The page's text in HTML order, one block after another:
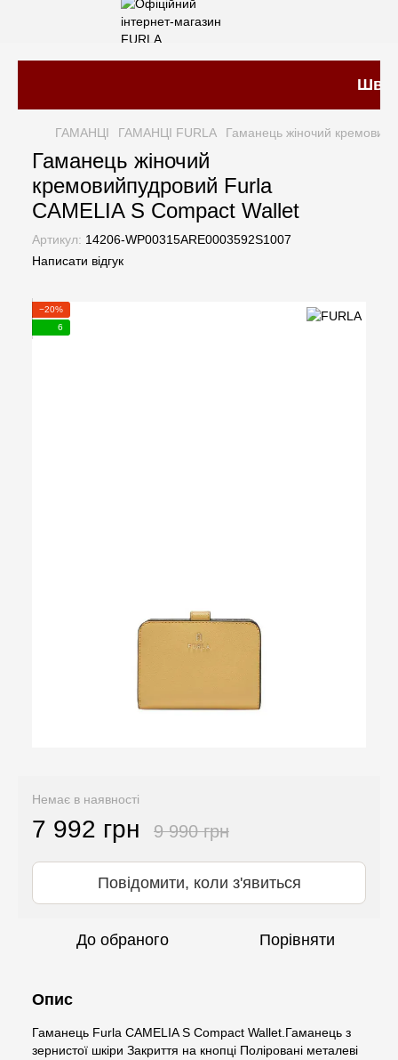
ГАМАНЦІ ГАМАНЦІ FURLA Гаманець жіночий
Гаманець жіночий
кремовийпудровий Furla
CAMELIA S Compact Wallet
Артикул: 14206-WP00315ARE0003592S1007
Написати відгук
−20%
6
Немає в наявності
7 992 грн 9 990 грн
Повідомити, коли з'явиться
До обраного Порівняти
Опис
Гаманець Furla CAMELIA S Compact Wallet.Гаманець з
зернистої шкіри Закриття на кнопці Поліровані металеві